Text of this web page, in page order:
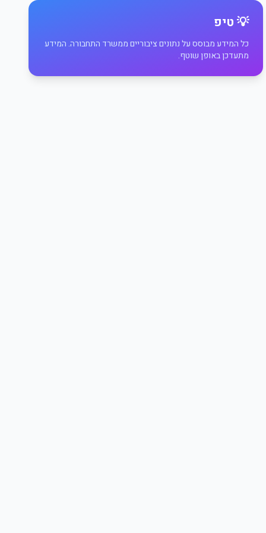
💡 טיפ
כל המידע מבוסס על נתונים ציבוריים ממשרד התחבורה. המידע
מתעדכן באופן שוטף.